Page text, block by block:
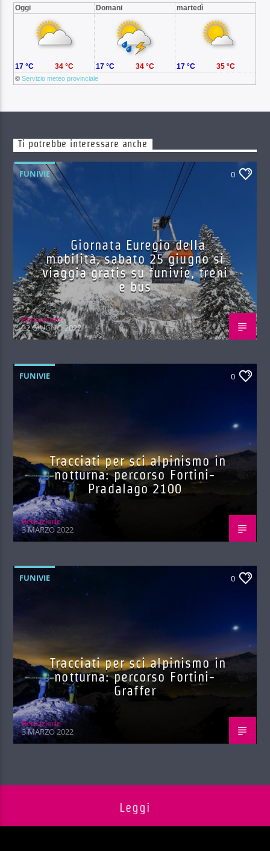
Oggi Domani martedì
©Servizio meteo provinciale
17 °C 34 °C 17 °C 34 °C 17 °C 35 °C
Ti potrebbe interessare anche
FUNIVIE 0
Giornata Euregio della
mobilità, sabato 25 giugno si
viaggia gratis su funivie, treni
e bus
Red.azione
22 GIUGNO 2022
FUNIVIE 0
Tracciati per sci alpinismo in
notturna: percorso Fortini-
Pradalago 2100
Red.azione
3 MARZO 2022
FUNIVIE 0
Tracciati per sci alpinismo in
notturna: percorso Fortini-
Graffer
Red.azione
3 MARZO 2022
Leggi